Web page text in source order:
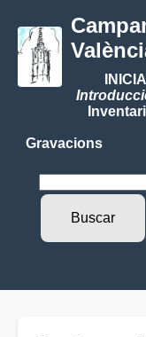
Gravacions